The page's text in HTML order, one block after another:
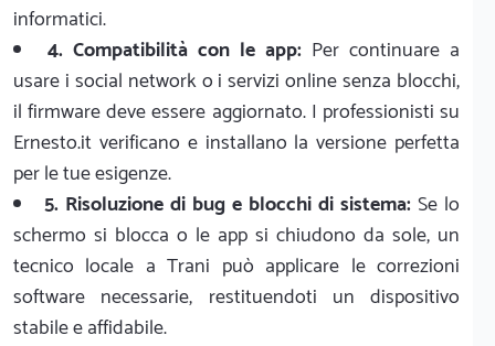
informatici.
4. Compatibilità con le app: Per continuare a
usare i social network o i servizi online senza blocchi,
il firmware deve essere aggiornato. I professionisti su
Ernesto.it verificano e installano la versione perfetta
per le tue esigenze.
5. Risoluzione di bug e blocchi di sistema: Se lo
schermo si blocca o le app si chiudono da sole, un
tecnico locale a Trani può applicare le correzioni
software necessarie, restituendoti un dispositivo
stabile e affidabile.